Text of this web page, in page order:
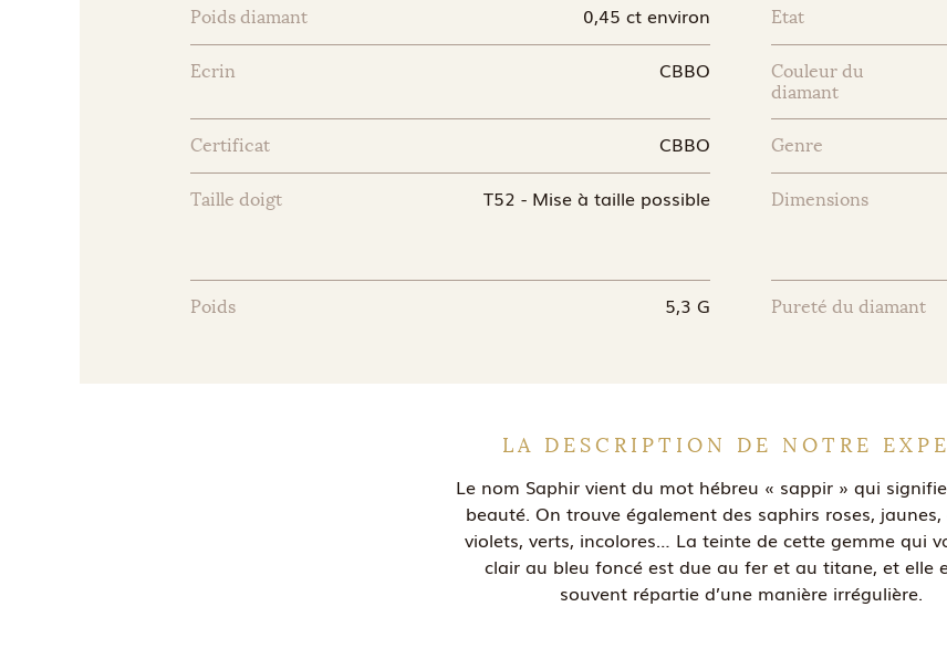
Poids diamant 0,45 ct environ Etat
Ecrin CBBO
Couleur du
diamant
Certificat CBBO Genre
Taille doigt T52 - Mise à taille possible Dimensions
Poids 5,3 G Pureté du diamant
LA DESCRIPTION DE NOTRE
Le nom Saphir vient du mot hébreu « sappir » qui
beauté. On trouve également des saphirs roses, jaunes,
violets, verts, incolores… La teinte de cette gemme qui
clair au bleu foncé est due au fer et au titane, et elle
souvent répartie d’une manière irrégulière.